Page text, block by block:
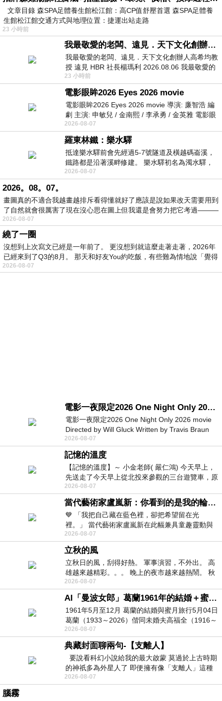
文章目錄 森SPA足體養生館松江館：高CP值舒壓首選 森SPA足體養
生館松江館交通方式與地理位置：捷運出站走路
23 小時前
我最敬愛的老闆、遠見．天下文化創辦人高希均教授
我最敬愛的老闆、遠見．天下文化創辦人高希均教
授 遠見 HBR 社長楊瑪利 2026.08.06 我最敬愛的
老闆、遠見．天下文化創辦人高希均教
23 小時前
電影眼眸2026 Eyes 2026 movie
電影眼眸2026 Eyes 2026 movie 導演: 廉智浩 編
劇 主演: 申敏兒 / 金南熙 / 李承勇 / 金英雅 電影眼
眸2026描述攝影師徐珍因遺
2026-08-07
羅東林鐵：樂水驛
抵達樂水驛前會先經過5-7號隧道及橫越碼崙溪，
鐵路都是沿著溪畔修建。 樂水驛初名為濁水驛，
但因與臺鐵集集線車站同名，於1953
2026-08-07
2026。08。07。
畫圖真的不適合我越畫越排斥看得懂就好了應該是說如果改天需要用到
了自然就會很厲害了現在沒心思在圖上但我還是會努力把它考過———
2026-08-07
繞了一圈
沒想到上次寫文已經是一年前了。 更沒想到就這麼走著走著，2026年
已經來到了Q3的8月。 那天和好友You約吃飯，有些難為情地說「覺得
2026-08-07
電影一夜限定2026 One Night Only 2026 movie
電影一夜限定2026 One Night Only 2026 movie
Directed by Will Gluck Written by Travis Braun
Starring Monica Barbaro
2026-08-07
記憶的溫度
【記憶的溫度】～ 小金老師( 嚴仁鴻) 今天早上，
先送走了今天早上從北投來參觀的三台遊覽車，原
以為展場已經差不多要安靜下來，卻發
2026-08-07
當代藝術家盧嵐新：你看到的是我的輪廓，還是你的故事？——藏在藍色裡的希望與光
💙 「我把自己藏在藍色裡，卻把希望留在光
裡。」 當代藝術家盧嵐新在此幅兼具童趣靈動與
抽象韻味的新作中，用湛藍的羽翼般色塊包覆著
2026-08-07
立秋的風
立秋日的風，刮得好熱。 軍事演習，不外出。 高
雄越來越精彩。。。 晚上的夜市越來越熱鬧。 秋
天的風刮得很熱 夜遊消暑熱。。。
2026-08-07
AI「曼波女郎」葛蘭1961年的結婚＋蜜月旅行 #戀上老電影 #葛蘭 #粟子
1961年5月至12月 葛蘭的結婚與蜜月旅行5月04日
葛蘭（1933～2026）偕同未婚夫高福全（1916～
2004）乘郵輪赴倫敦6月15日於英國倫敦St.S
2026-08-07
典藏封面聊兩句-【支離人】
要說看科幻小說給我的最大啟蒙 莫過於上古時期
的神祇多為外星人了 即便擁有像「支離人」這種
驚世駭俗的神通法門 也未必讀
2026-08-07
腦霧